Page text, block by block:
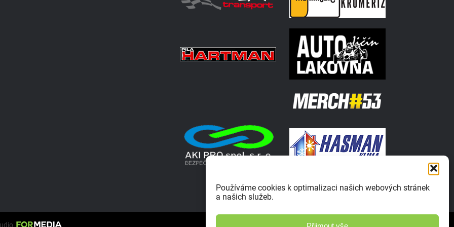
Používáme cookies k optimalizaci našich webových stránek
a našich služeb.
Zásady ochrany osobních údajů